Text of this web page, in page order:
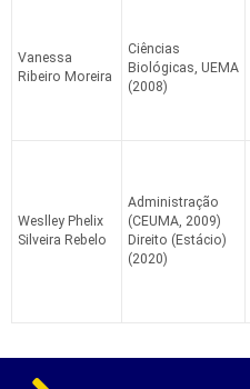
Vanessa
Ribeiro Moreira
Ciências
Biológicas, UEMA
(2008)
Weslley Phelix
Silveira Rebelo
Administração
(CEUMA, 2009)
Direito (Estácio)
(2020)